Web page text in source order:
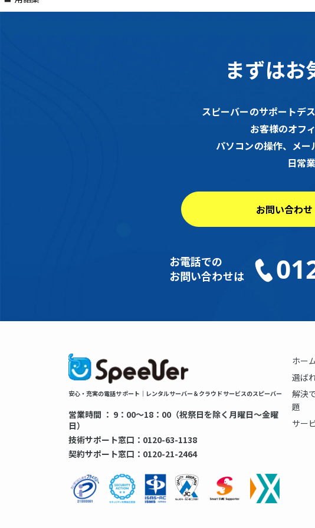
まずはお
スピーバーのサポートデ
お客様のオフ
パソコンの操作、メー
日常
お問い合わせ
お電話での
お問い合わせは
安心・充実の電話サポート｜レンタルサーバー＆クラウドサービスのスピーバー
営業時間 ： 9：00～18：00（祝祭日を除く月曜日～金曜
日）
技術サポート窓口：0120-63-1138
契約サポート窓口：0120-21-2464
ホー
選ば
解決
題
サー